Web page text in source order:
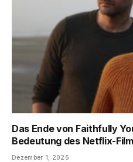
Das Ende von Faithfully
Bedeutung des Netflix-
Dezember 1, 2025